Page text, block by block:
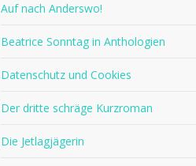
Auf nach Anderswo!
Beatrice Sonntag in Anthologien
Datenschutz und Cookies
Der dritte schräge Kurzroman
Die Jetlagjägerin